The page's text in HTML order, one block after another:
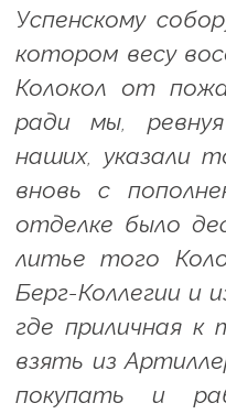
Успенскому
котором весу
Колокол от
ради мы,
наших, указали
вновь с
отделке было
литье того
Берг-Коллегии и
где приличная к
взять из
покупать и